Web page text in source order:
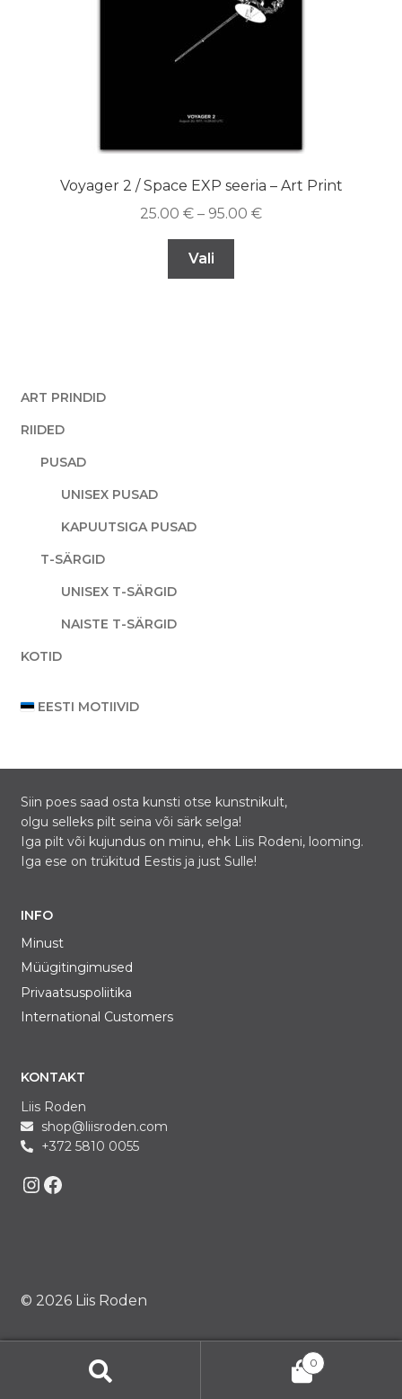
Voyager 2 / Space EXP seeria – Art Print
25.00 € – 95.00 €
Vali
ART PRINDID
RIIDED
PUSAD
UNISEX PUSAD
KAPUUTSIGA PUSAD
T-SÄRGID
UNISEX T-SÄRGID
NAISTE T-SÄRGID
KOTID
EESTI MOTIIVID
Siin poes saad osta kunsti otse kunstnikult,
olgu selleks pilt seina või särk selga!
Iga pilt või kujundus on minu, ehk Liis Rodeni, looming.
Iga ese on trükitud Eestis ja just Sulle!
INFO
Minust
Müügitingimused
Privaatsuspoliitika
International Customers
KONTAKT
Liis Roden
shop@liisroden.com
+372 5810 0055
Liis on InstagramLiis on Facebook
© 2026 Liis Roden
0